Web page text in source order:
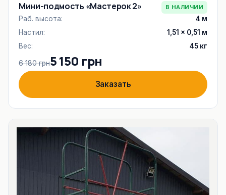
Мини-подмость «Мастерок 2» В НАЛИЧИИ
Раб. высота:
4 м
Настил:
1,51 × 0,51 м
Вес:
45 кг
6 180 грн5 150 грн
Заказать